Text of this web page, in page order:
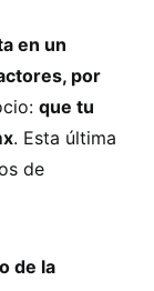
en un
por
que tu
. Esta última
de
de la